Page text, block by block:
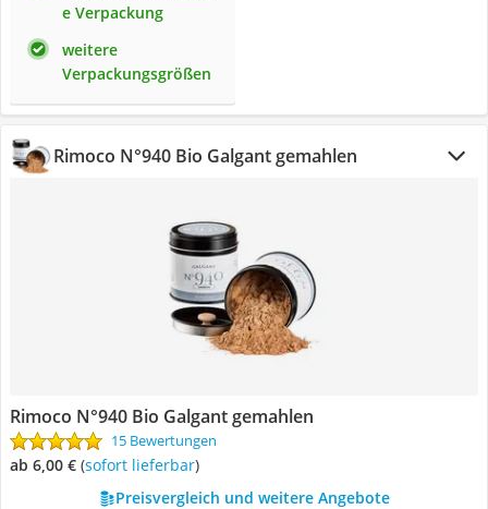
e Verpackung
weitere
Verpackungsgrößen
Rimoco N°940 Bio Galgant gemahlen
Rimoco N°940 Bio Galgant gemahlen
15 Bewertungen
ab 6,00 € ( Sofort lieferbar)
Preisvergleich und weitere Angebote